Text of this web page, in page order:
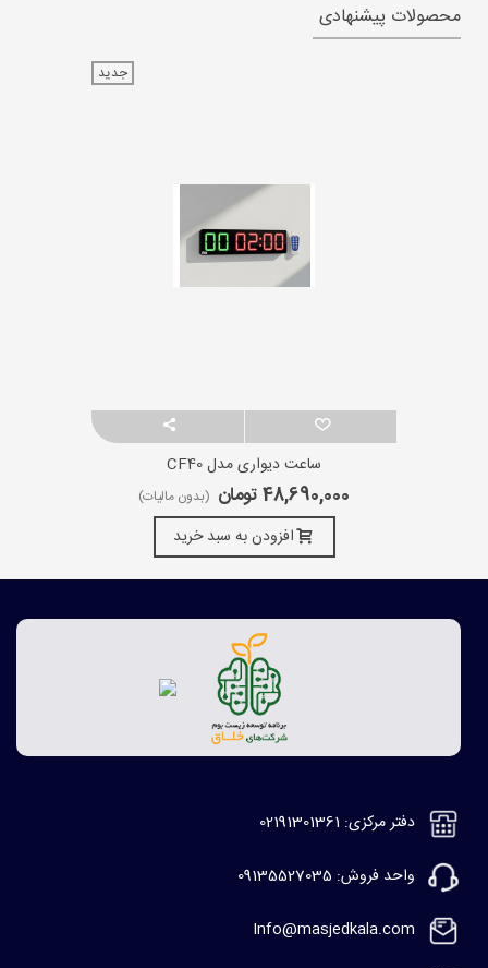
محصولات پیشنهادی
جدید
ساعت دیواری مدل CF40
48,690,000 تومان (بدون مالیات)
افزودن به سبد خرید
دفتر مرکزی: 02191301361
واحد فروش: 09135527035
Info@masjedkala.com